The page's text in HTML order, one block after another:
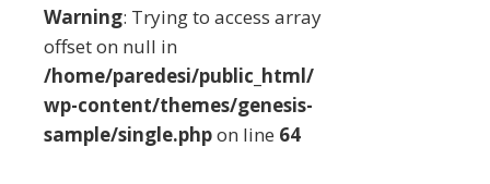
Warning: Trying to access array
offset on null in
/home/paredesi/public_html/
wp-content/themes/genesis-
sample/single.phpon line 64